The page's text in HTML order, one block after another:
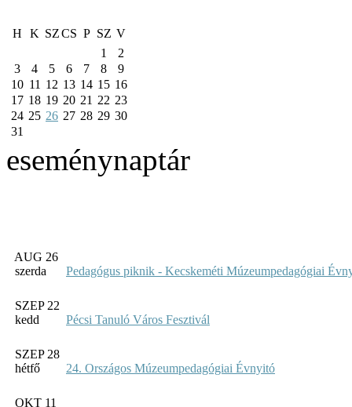
H K SZCS P SZ V
1
2
3
4 5 6 7 8
9
10 11 12 13 14 15 16
17 18 19 20 21 22 23
24 25 26 27 28 29 30
31
eseménynaptár
AUG 26
szerda
Pedagógus piknik - Kecskeméti Múzeumpedagógiai
SZEP 22
kedd
Pécsi Tanuló Város Fesztivál
SZEP 28
hétfő
24. Országos Múzeumpedagógiai Évnyitó
OKT 11